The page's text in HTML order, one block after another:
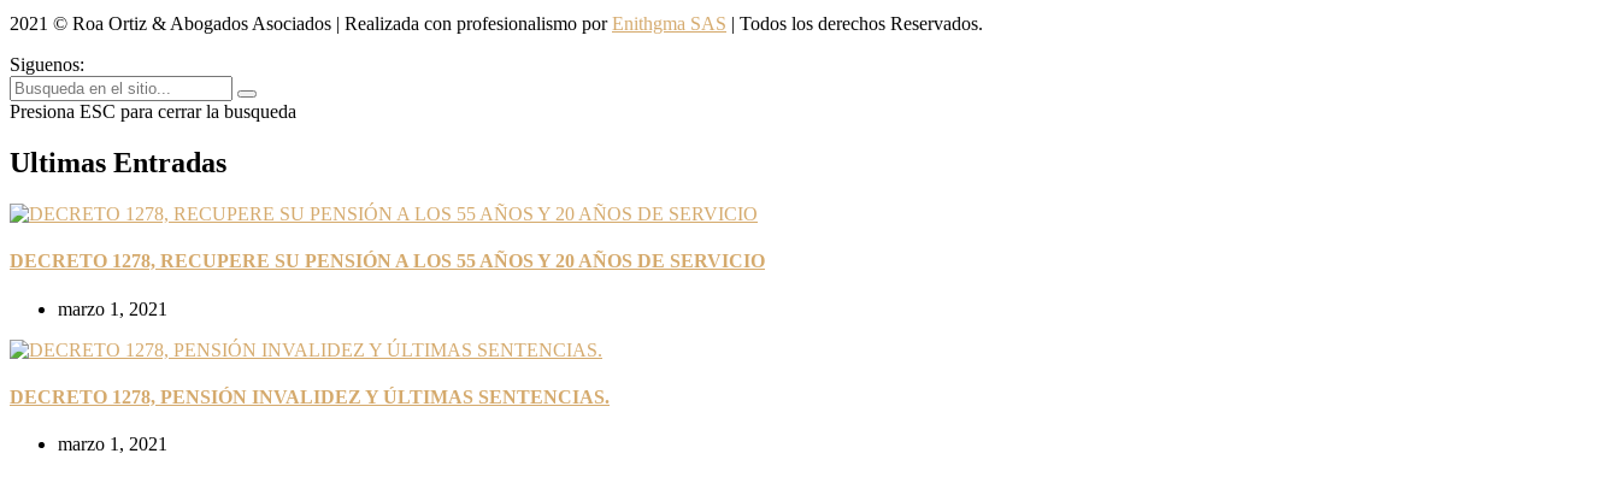
2021 © Roa Ortiz & Abogados Asociados | Realizada con profesionalismo porEnithgma SAS | Todos los derechos Reservados.
Siguenos:
Presiona ESC para cerrar la busqueda
Ultimas Entradas
DECRETO 1278, RECUPERE SU PENSIÓN A LOS 55 AÑOS Y 20 AÑOS DE SERVICIO
marzo 1, 2021
DECRETO 1278, PENSIÓN INVALIDEZ Y ÚLTIMAS SENTENCIAS.
marzo 1, 2021